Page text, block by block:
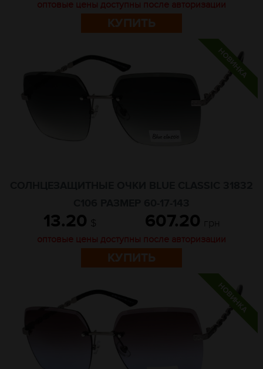
оптовые цены доступны после авторизации
КУПИТЬ
13.20 $ 607.20 грн
оптовые цены доступны после авторизации
КУПИТЬ